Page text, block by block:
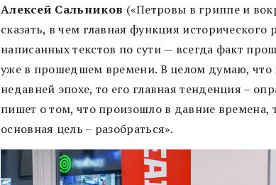
Алексей Сальников («Петровы в гриппе и
сказать, в чем главная функция исторического
написанных текстов по сути — всегда факт
уже в прошедшем времени. В целом думаю, что
недавней эпохе, то его главная тенденция –
пишет о том, что произошло в давние времена,
основная цель – разобраться».